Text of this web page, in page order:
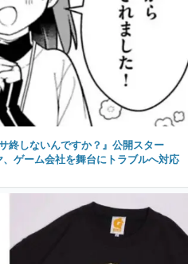
終しないんですか？』公開スター
ゲーム会社を舞台にトラブルへ対応